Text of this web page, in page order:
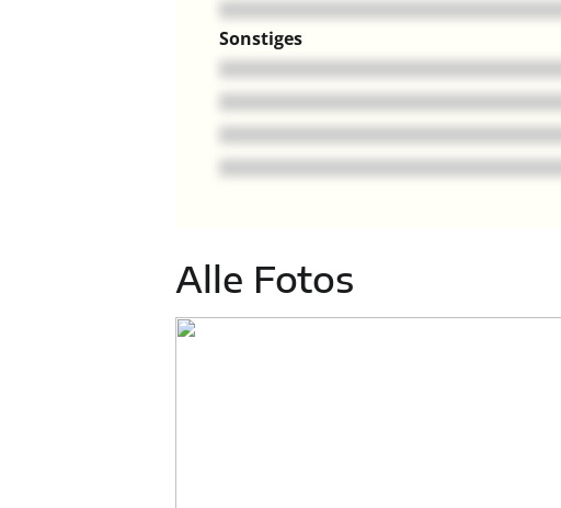
Sonstiges
Alle Fotos